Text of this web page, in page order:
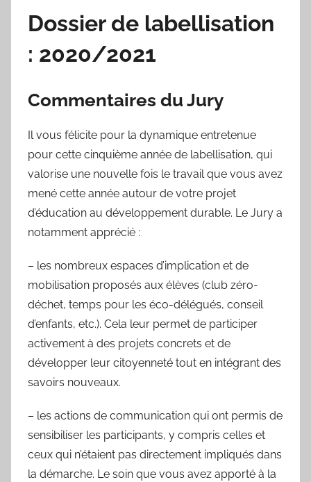
Dossier de labellisation
: 2020/2021
Commentaires du Jury
Il vous félicite pour la dynamique entretenue
pour cette cinquième année de labellisation, qui
valorise une nouvelle fois le travail que vous avez
mené cette année autour de votre projet
d’éducation au développement durable. Le Jury a
notamment apprécié :
– les nombreux espaces d’implication et de
mobilisation proposés aux élèves (club zéro-
déchet, temps pour les éco-délégués, conseil
d’enfants, etc.). Cela leur permet de participer
activement à des projets concrets et de
développer leur citoyenneté tout en intégrant des
savoirs nouveaux.
– les actions de communication qui ont permis de
sensibiliser les participants, y compris celles et
ceux qui n’étaient pas directement impliqués dans
la démarche. Le soin que vous avez apporté à la